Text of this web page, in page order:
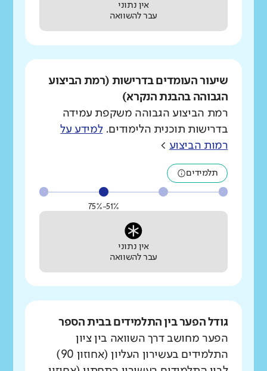
אין נתוני
עבר להשוואה
שיעור העומדים בדרישות (רמת הביצוע
הגבוהה בהבנת הנקרא)
רמת הביצוע הגבוהה משקפת עמידה
בדרישות תוכנית הלימודים.למידע על
רמות הביצוע >
תלמידים
51%-75%
אין נתוני
עבר להשוואה
גודל הפער בין התלמידים בבית הספר
הפער מחושב דרך השוואה בין ציון
התלמידים בעשירון העליון (אחוזון 90)